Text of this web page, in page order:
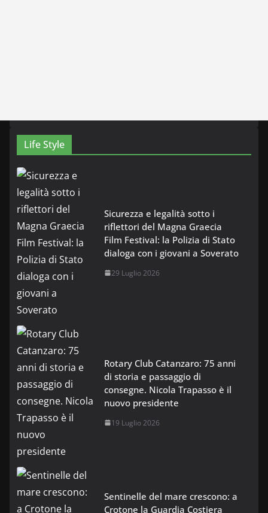
Life Style
Sicurezza e legalità sotto i
riflettori del Magna Graecia
Film Festival: la Polizia di Stato
dialoga con i giovani a Soverato
29 Luglio 2026
Rotary Club Catanzaro: 75 anni
di storia e passaggio di
consegne. Nicola Trapasso è il
nuovo presidente
19 Luglio 2026
Sentinelle del mare crescono: a
Crotone la Guardia Costiera